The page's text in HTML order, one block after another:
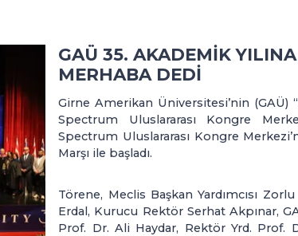
GAÜ 35. AKADEMİK
MERHABA DEDİ
Girne Amerikan Üniversitesi’nin (GAÜ)
Spectrum Uluslararası Kongre
Spectrum Uluslararası Kongre
Marşı ile başladı.
Törene, Meclis Başkan Yardımcısı
Erdal, Kurucu Rektör Serhat Akpınar,
Prof. Dr. Ali Haydar, Rektör Yrd. Prof.